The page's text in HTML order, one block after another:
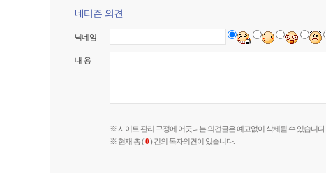
네티즌 의견
닉네임
내 용
※ 사이트 관리 규정에 어긋나는 의견글은 예고없이 삭제될 수 있습니다.
※ 현재 총 (0) 건의 독자의견이 있습니다.